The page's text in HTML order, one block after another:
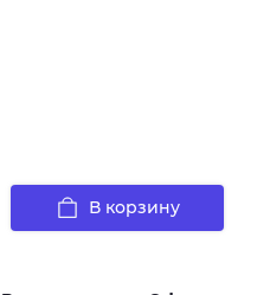
В корзину